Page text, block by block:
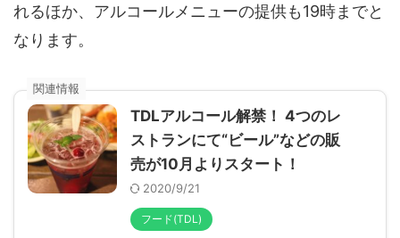
れるほか、アルコールメニューの提供も19時までと
なります。
TDLアルコール解禁！ 4つのレ
ストランにて“ビール”などの販
売が10月よりスタート！
2020/9/21
フード(TDL)